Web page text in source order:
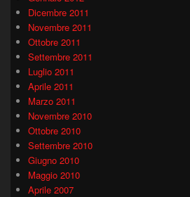
Dicembre 2011
Novembre 2011
Ottobre 2011
Settembre 2011
Luglio 2011
Aprile 2011
Marzo 2011
Novembre 2010
Ottobre 2010
Settembre 2010
Giugno 2010
Maggio 2010
Aprile 2007